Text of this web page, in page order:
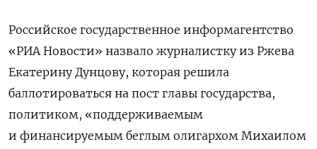
Российское государственное информагентство
«РИА Новости» назвало журналистку из Ржева
Екатерину Дунцову, которая решила
баллотироваться на пост главы государства,
политиком, «поддерживаемым
и финансируемым беглым олигархом Михаилом